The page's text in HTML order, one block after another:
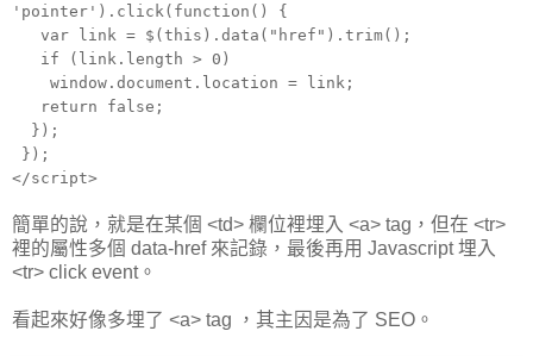
'pointer').click(function() {
var link = $(this).data("href").trim();
if (link.length > 0)
window.document.location = link;
return false;
});
});
</script>
簡單的說，就是在某個 <td> 欄位裡埋入 <a> tag，但在 <tr>
裡的屬性多個 data-href 來記錄，最後再用 Javascript 埋入
<tr> click event。
看起來好像多埋了 <a> tag ，其主因是為了 SEO。